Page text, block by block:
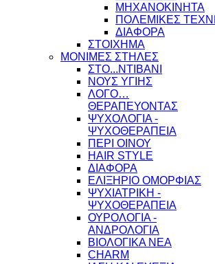
ΜΗΧΑΝΟΚΙΝΗΤΑ
ΠΟΛΕΜΙΚΕΣ
ΔΙΑΦΟΡΑ
ΣΤΟΙΧΗΜΑ
ΜΟΝΙΜΕΣ ΣΤΗΛΕΣ
ΣΤΟ...ΝΤΙΒΑΝΙ
ΝΟΥΣ ΥΓΙΗΣ
ΛΟΓΟ…
ΘΕΡΑΠΕΥΟΝΤΑΣ
ΨΥΧΟΛΟΓΙΑ -
ΨΥΧΟΘΕΡΑΠΕΙΑ
ΠΕΡΙ ΟΙΝΟΥ
HAIR STYLE
ΔΙΑΦΟΡΑ
ΕΛΙΞΗΡΙΟ ΟΜΟΡΦΙΑΣ
ΨΥΧΙΑΤΡΙΚΗ -
ΨΥΧΟΘΕΡΑΠΕΙΑ
ΟΥΡΟΛΟΓΙΑ -
ΑΝΔΡΟΛΟΓΙΑ
ΒΙΟΛΟΓΙΚΑ ΝΕΑ
CHARM